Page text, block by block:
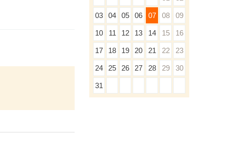
03 04 05 06 07 08 09
10 11 12 13 14 15 16
17 18 19 20 21 22 23
24 25 26 27 28 29 30
31